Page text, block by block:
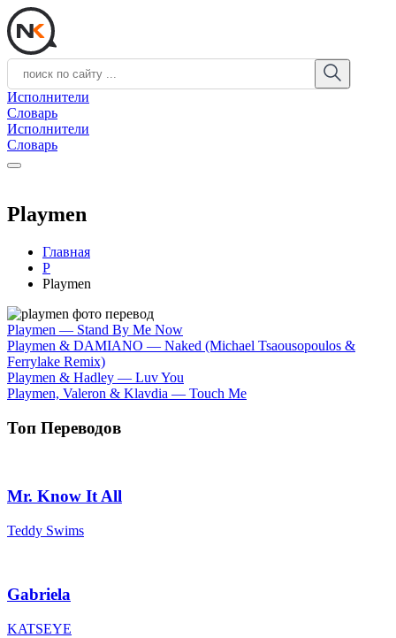
Исполнители
Словарь
Исполнители
Словарь
Playmen
Главная
P
Playmen
Playmen — Stand By Me Now
Playmen & DAMIANО — Naked (Michael Tsaousopoulos &
Ferrylake Remix)
Playmen & Hadley — Luv You
Playmen, Valeron & Klavdia — Touch Me
Топ Переводов
Mr. Know It All
Teddy Swims
Gabriela
KATSEYE